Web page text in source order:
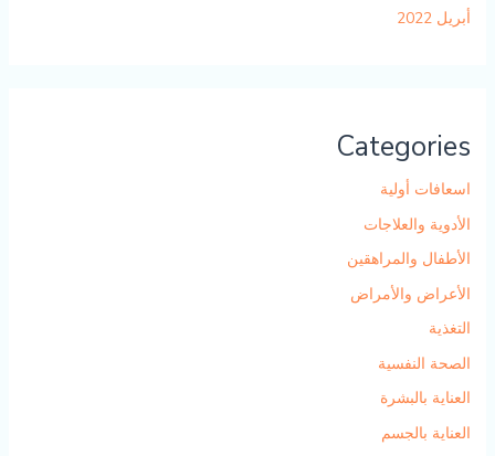
أبريل 2022
Categories
اسعافات أولية
الأدوية والعلاجات
الأطفال والمراهقين
الأعراض والأمراض
التغذية
الصحة النفسية
العناية بالبشرة
العناية بالجسم